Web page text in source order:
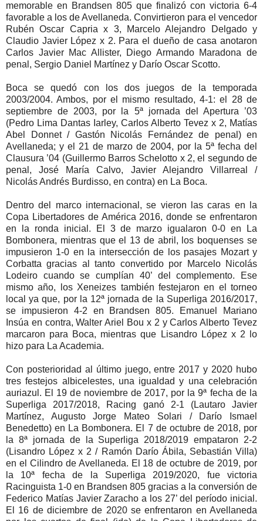
memorable en Brandsen 805 que finalizó con victoria 6-4
favorable a los de Avellaneda. Convirtieron para el vencedor
Rubén Oscar Capria x 3, Marcelo Alejandro Delgado y
Claudio Javier López x 2. Para el dueño de casa anotaron
Carlos Javier Mac Allister, Diego Armando Maradona de
penal, Sergio Daniel Martínez y Darío Oscar Scotto.
Boca se quedó con los dos juegos de la temporada
2003/2004. Ambos, por el mismo resultado, 4-1: el 28 de
septiembre de 2003, por la 5ª jornada del Apertura ’03
(Pedro Lima Dantas Iarley, Carlos Alberto Tevez x 2, Matías
Abel Donnet / Gastón Nicolás Fernández de penal) en
Avellaneda; y el 21 de marzo de 2004, por la 5ª fecha del
Clausura ’04 (Guillermo Barros Schelotto x 2, el segundo de
penal, José María Calvo, Javier Alejandro Villarreal /
Nicolás Andrés Burdisso, en contra) en La Boca.
Dentro del marco internacional, se vieron las caras en la
Copa Libertadores de América 2016, donde se enfrentaron
en la ronda inicial. El 3 de marzo igualaron 0-0 en La
Bombonera, mientras que el 13 de abril, los boquenses se
impusieron 1-0 en la intersección de los pasajes Mozart y
Corbatta gracias al tanto convertido por Marcelo Nicolás
Lodeiro cuando se cumplían 40’ del complemento. Ese
mismo año, los Xeneizes también festejaron en el torneo
local ya que, por la 12ª jornada de la Superliga 2016/2017,
se impusieron 4-2 en Brandsen 805. Emanuel Mariano
Insúa en contra, Walter Ariel Bou x 2 y Carlos Alberto Tevez
marcaron para Boca, mientras que Lisandro López x 2 lo
hizo para La Academia.
Con posterioridad al último juego, entre 2017 y 2020 hubo
tres festejos albicelestes, una igualdad y una celebración
auriazul. El 19 de noviembre de 2017, por la 9ª fecha de la
Superliga 2017/2018, Racing ganó 2-1 (Lautaro Javier
Martínez, Augusto Jorge Mateo Solari / Darío Ismael
Benedetto) en La Bombonera. El 7 de octubre de 2018, por
la 8ª jornada de la Superliga 2018/2019 empataron 2-2
(Lisandro López x 2 / Ramón Darío Ábila, Sebastián Villa)
en el Cilindro de Avellaneda. El 18 de octubre de 2019, por
la 10ª fecha de la Superliga 2019/2020, fue victoria
Racinguista 1-0 en Brandsen 805 gracias a la conversión de
Federico Matías Javier Zaracho a los 27’ del período inicial.
El 16 de diciembre de 2020 se enfrentaron en Avellaneda